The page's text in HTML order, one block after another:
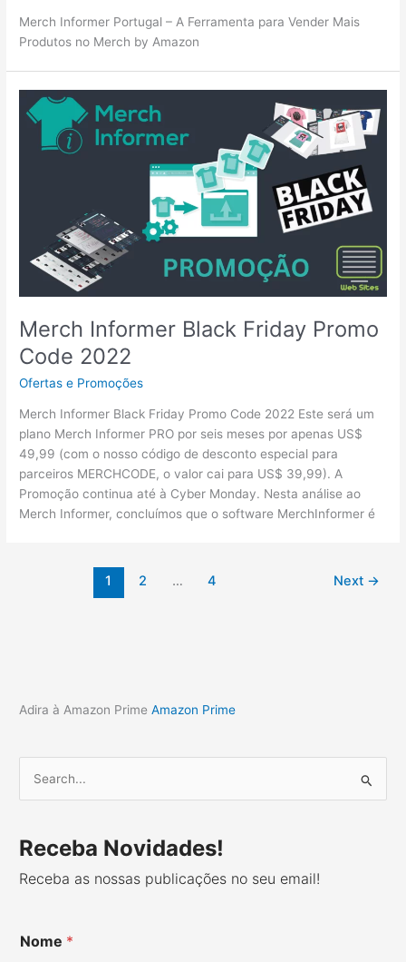
Merch Informer Portugal – A Ferramenta para Vender Mais
Produtos no Merch by Amazon
Merch Informer Black Friday Promo
Code 2022
Ofertas e Promoções
Merch Informer Black Friday Promo Code 2022 Este será um
plano Merch Informer PRO por seis meses por apenas US$
49,99 (com o nosso código de desconto especial para
parceiros MERCHCODE, o valor cai para US$ 39,99). A
Promoção continua até à Cyber Monday. Nesta análise ao
Merch Informer, concluímos que o software MerchInformer é
1 2 … 4 Next →
Adira à Amazon PrimeAmazon Prime
r
o
Receba Novidades!
Receba as nossas publicações no seu email!
Nome *